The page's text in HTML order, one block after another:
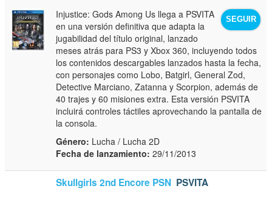
SEGUIR
Injustice: Gods Among Us llega a PSVITA
en una versión definitiva que adapta la
jugabilidad del título original, lanzado
meses atrás para PS3 y Xbox 360, incluyendo todos
los contenidos descargables lanzados hasta la fecha,
con personajes como Lobo, Batgirl, General Zod,
Detective Marciano, Zatanna y Scorpion, además de
40 trajes y 60 misiones extra. Esta versión PSVITA
incluirá controles táctiles aprovechando la pantalla de
la consola.
Género: Lucha / Lucha 2D
Fecha de lanzamiento: 29/11/2013
Skullgirls 2nd Encore PSN PSVITA